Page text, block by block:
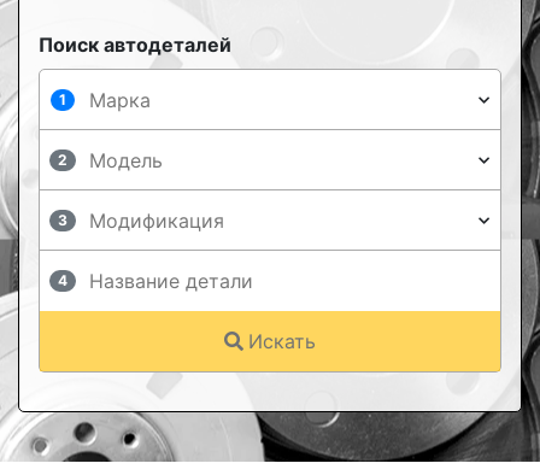
Поиск автодеталей
1
2
3
4
Искать